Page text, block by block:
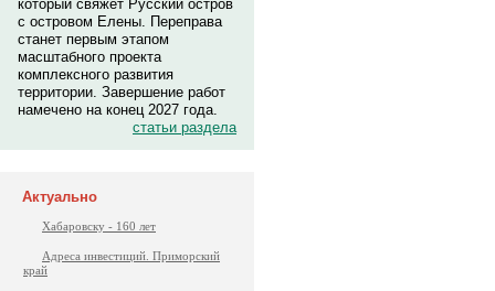
который свяжет Русский остров
с островом Елены. Переправа
станет первым этапом
масштабного проекта
комплексного развития
территории. Завершение работ
намечено на конец 2027 года.
статьи раздела
Актуально
Хабаровску - 160 лет
Адреса инвестиций. Приморский
край